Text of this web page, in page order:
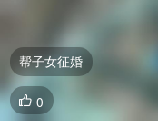
 0
帮子女征婚